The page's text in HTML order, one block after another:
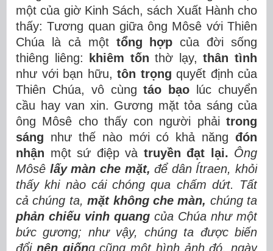
một của giờ Kinh Sách, sách Xuất Hành cho
thấy: Tương quan giữa ông Môsê với Thiên
Chúa là cả một tổng hợp của đời sống
thiêng liêng:
khiêm tốn thờ lạy,thân tình
như với bạn hữu, tôn trọng quyết định của
Thiên Chúa, vô cùngtáo bạo lúc chuyển
cầu hay van xin. Gương mặt tỏa sáng của
ông Môsê cho thấy con người phải trong
sáng như thế nào mới có khả năng đón
nhận một sứ điệp và truyền đạt lại. Ông
Môsê lấy màn che mặt, để dân Ítraen, khỏi
thấy khi nào cái chóng qua chấm dứt. Tất
cả chúng ta,mặt không che màn, chúng ta
phản chiếu vinh quang của Chúa như một
bức gương; như vậy, chúng ta được biến
đổi nên giống cũng một hình ảnh đó, ngày